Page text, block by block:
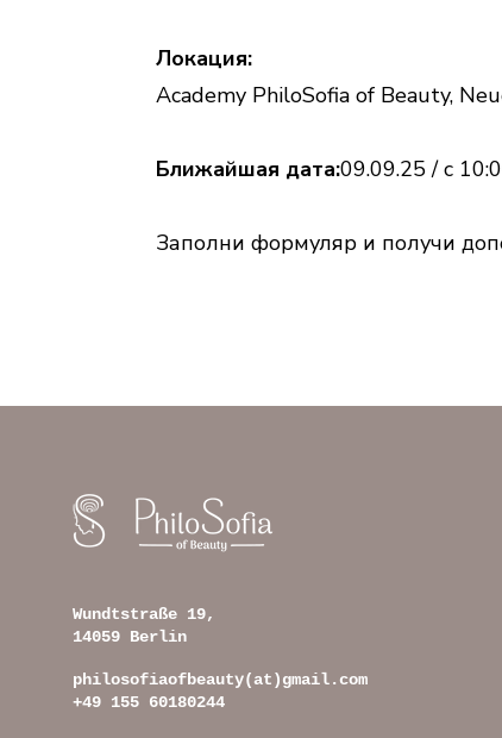
Локация:
Academy PhiloSofia of Beauty,
Ближайшая дата:09.09.25 / c
Заполни формуляр и получи
Wundtstraße 19,
14059 Berlin
philosofiaofbeauty(at)gmail.com
+49 155 60180244